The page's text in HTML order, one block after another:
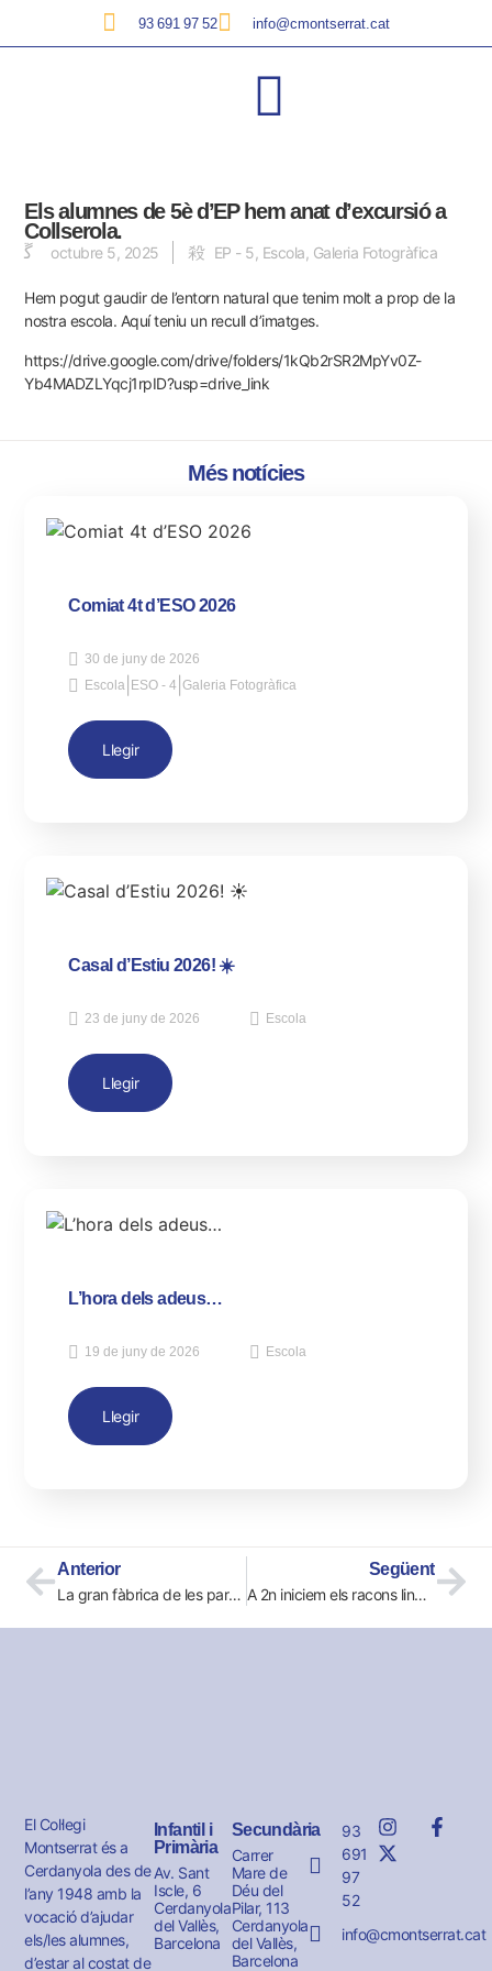
93 691 97 52 info@cmontserrat.cat
Els alumnes de 5è d’EP hem anat d’excursió a
Collserola.
octubre 5, 2025 EP - 5 Escola Galeria Fotogràfica
Hem pogut gaudir de l’entorn natural que tenim molt a prop de la
nostra escola. Aquí teniu un recull d’imatges.
https://drive.google.com/drive/folders/1kQb2rSR2MpYv0Z-
Yb4MADZLYqcj1rpID?usp=drive_link
Més notícies
Comiat 4t d’ESO 2026
30 de juny de 2026
Escola ESO - 4 |Galeria Fotogràfica
Llegir
Casal d’Estiu 2026! ☀️
23 de juny de 2026 Escola
Llegir
L’hora dels adeus…
19 de juny de 2026 Escola
Llegir
Anterior
La gran fàbrica de les paraules. 1r EP
Següent
A 2n iniciem els racons lingüísitics i matemàtics
El Col·legi
Montserrat és a
Cerdanyola des de
l’any 1948 amb la
vocació d’ajudar
els/les alumnes,
d’estar al costat de
Infantil i
Primària
Av. Sant
Iscle, 6
Cerdanyola
del Vallès,
Barcelona
Secundària
Carrer
Mare de
Déu del
Pilar, 113
Cerdanyola
del Vallès,
Barcelona
93
691
97
52
info@cmontserrat.cat